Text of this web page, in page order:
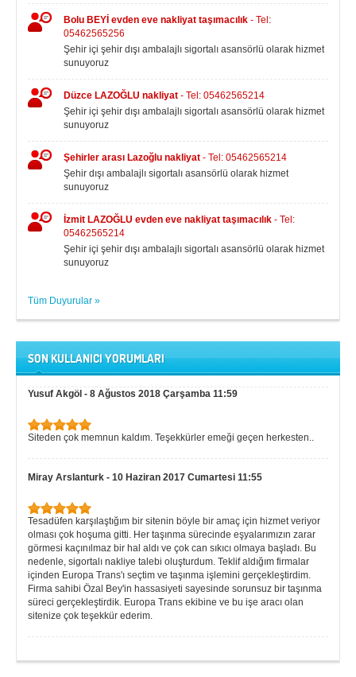
Bolu BEYİ evden eve nakliyat taşımacılık - Tel:
05462565256
Şehir içi şehir dışı ambalajlı sigortalı asansörlü olarak hizmet
sunuyoruz
Düzce LAZOĞLU nakliyat - Tel: 05462565214
Şehir içi şehir dışı ambalajlı sigortalı asansörlü olarak hizmet
sunuyoruz
Şehirler arası Lazoğlu nakliyat - Tel: 05462565214
Şehir dışı ambalajlı sigortalı asansörlü olarak hizmet
sunuyoruz
İzmit LAZOĞLU evden eve nakliyat taşımacılık - Tel:
05462565214
Şehir içi şehir dışı ambalajlı sigortalı asansörlü olarak hizmet
sunuyoruz
Tüm Duyurular »
SON KULLANICI YORUMLARI
Yusuf Akgöl - 8 Ağustos 2018 Çarşamba 11:59
Siteden çok memnun kaldım. Teşekkürler emeği geçen herkesten..
Miray Arslanturk - 10 Haziran 2017 Cumartesi 11:55
Tesadüfen karşılaştığım bir sitenin böyle bir amaç için hizmet veriyor
olması çok hoşuma gitti. Her taşınma sürecinde eşyalarımızın zarar
görmesi kaçınılmaz bir hal aldı ve çok can sıkıcı olmaya başladı. Bu
nedenle, sigortalı nakliye talebi oluşturdum. Teklif aldığım firmalar
içinden Europa Trans'ı seçtim ve taşınma işlemini gerçekleştirdim.
Firma sahibi Özal Bey'in hassasiyeti sayesinde sorunsuz bir taşınma
süreci gerçekleştirdik. Europa Trans ekibine ve bu işe aracı olan
sitenize çok teşekkür ederim.